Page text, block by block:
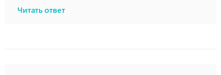
Читать ответ